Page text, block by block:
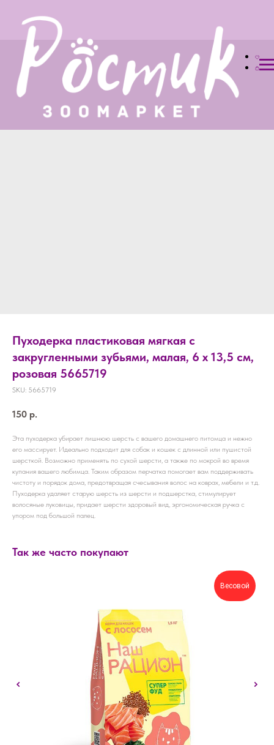
Пуходерка пластиковая мягкая с
закругленными зубьями, малая, 6 х 13,5 см,
розовая 5665719
SKU: 5665719
150 р.
Эта пуходерка убирает лишнюю шерсть с вашего домашнего питомца и нежно
его массирует. Идеально подходит для собак и кошек с длинной или пушистой
шерсткой. Возможно применять по сухой шерсти, а также по мокрой во время
купания вашего любимца. Таким образом перчатка помогает вам поддерживать
чистоту и порядок дома, предотвращая счесывания волос на коврах, мебели и т.д.
Пуходерка удаляет старую шерсть из шерсти и подшерстка, стимулирует
волосяные луковицы, придает шерсти здоровый вид, эргономическая ручка с
упором под большой палец.
Так же часто покупают
Весовой